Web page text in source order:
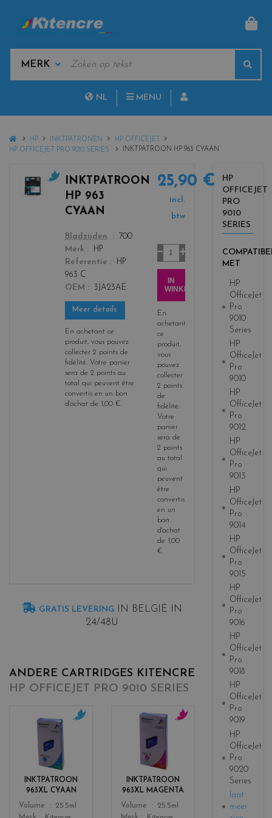
MANUFACTURERS
NL MENU
HOME
HP INKTPATRONEN
HP OFFICEJET
HP OFFICEJET PRO 9010 SERIES
INKTPATROON HP 963 CYAAN
INKTPATROON
HP 963
CYAAN
color
Bladzijden
700
Merk
HP
Referentie
HP
963 C
OEM
3JA23AE
Meer details
En achetant ce
produit, vous pouvez
collecter 2 points de
fidélité. Votre panier
sera de 2 points au
total qui peuvent être
convertis en un bon
d'achat de 1,00 €.
25,90 €
incl.
btw
Aantal
IN
WINKELWAGEN
En
achetant
ce
produit,
vous
pouvez
collecter
2 points
de
fidélité.
Votre
panier
sera de
2 points
au total
qui
peuvent
être
convertis
en un
bon
d'achat
de 1,00
€.
GRATIS LEVERING IN BELGIË IN
24/48U
ANDERE CARTRIDGES KITENCRE
HP OFFICEJET PRO 9010 SERIES
INKTPATROON
963XL CYAAN
Color
r
s
c
Volume
25.5ml
INKTPATROON
963XL MAGENTA
Color
r
s
m
Volume
25.5ml
HP
OFFICEJET
PRO
9010
SERIES
MET
HP
OfficeJet
Pro
9010
Series
HP
OfficeJet
Pro
9010
HP
OfficeJet
Pro
9012
HP
OfficeJet
Pro
9013
HP
OfficeJet
Pro
9014
HP
OfficeJet
Pro
9015
HP
OfficeJet
Pro
9016
HP
OfficeJet
Pro
9018
HP
OfficeJet
Pro
9019
HP
OfficeJet
Pro
9020
Series
laat
meer